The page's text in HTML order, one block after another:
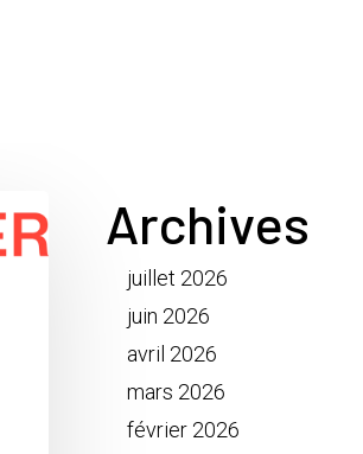
Archives
juillet 2026
juin 2026
avril 2026
mars 2026
février 2026